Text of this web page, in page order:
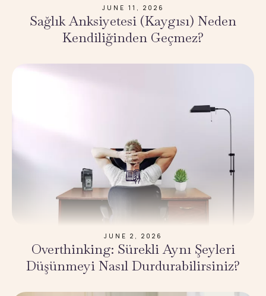
JUNE 11, 2026
Sağlık Anksiyetesi (Kaygısı) Neden
Kendiliğinden Geçmez?
JUNE 2, 2026
Overthinking: Sürekli Aynı Şeyleri
Düşünmeyi Nasıl Durdurabilirsiniz?